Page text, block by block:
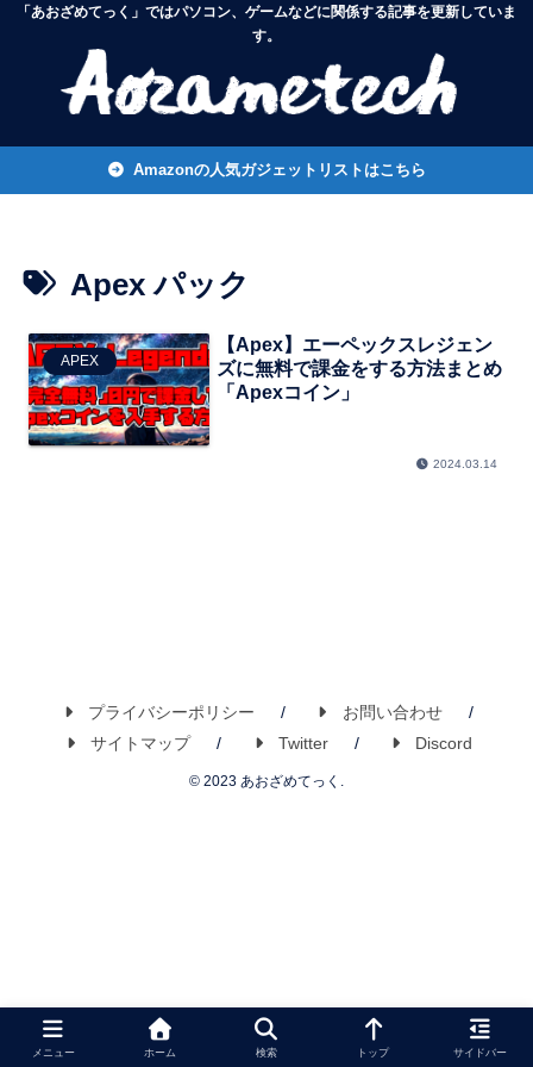
「あおざめてっく」ではパソコン、ゲームなどに関係する記事を更新していま
す。
Amazonの人気ガジェットリストはこちら
Apex パック
APEX
【Apex】エーペックスレジェン
ズに無料で課金をする方法まとめ
「Apexコイン」
2024.03.14
プライバシーポリシー
お問い合わせ
サイトマップ
Twitter Discord
© 2023 あおざめてっく.
メニュー ホーム 検索 トップ サイドバー